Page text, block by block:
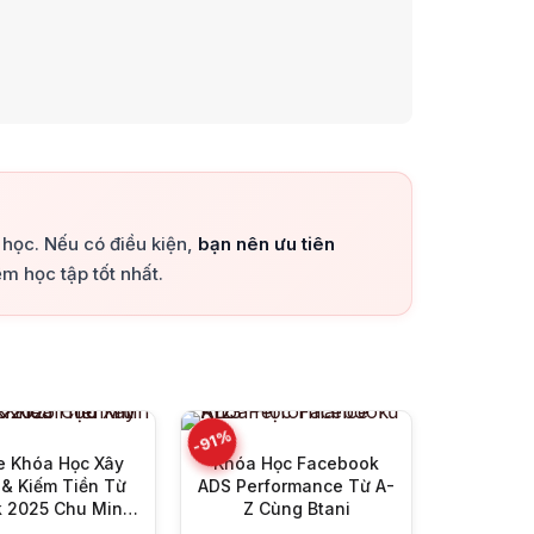
Nếu có điều kiện, bạn nên ưu tiên
học tập tốt nhất.
+
Khóa Học Xây
Kiếm Tiền Từ
2025 Chu Minh
-91%
Khóa Học Facebook
ADS Performance Từ A-
Z Cùng Btani